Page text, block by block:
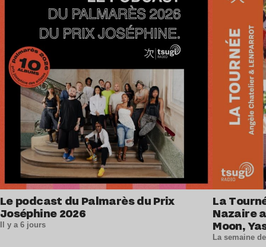
Le podcast du Palmarès du Prix
Joséphine 2026
Il y a 6 jours
La
Nazaire
Moon,
et La
La semaine